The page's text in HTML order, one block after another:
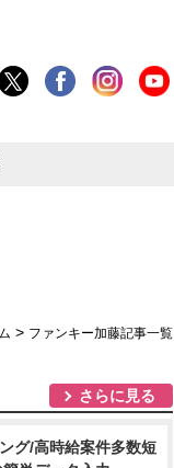
> ファンキー加藤記事一覧
さらに見る
グ/高時給案件多数短